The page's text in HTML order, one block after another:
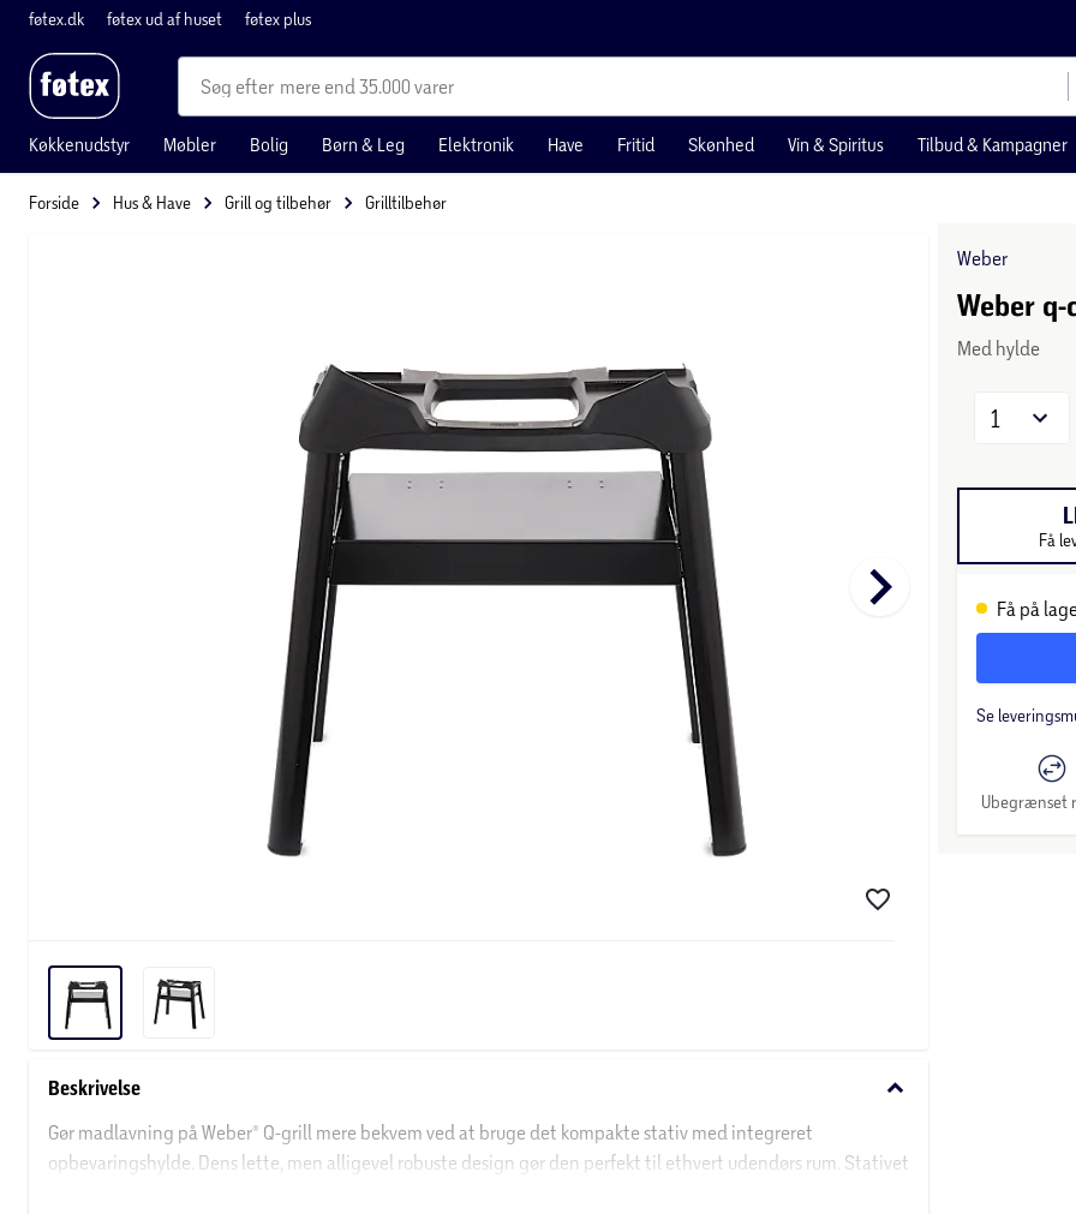
føtex.dk føtex ud af huset føtex plus
mere end 35.000 varer
Køkkenudstyr Møbler Bolig Børn & Leg Elektronik Have Fritid Skønhed Vin & Spiritus Tilbud & Kampagner
Forside Hus & Have Grill og tilbehør Grilltilbehør
keyboard_arrow_right
Beskrivelse keyboard_arrow_down
Gør madlavning på Weber® Q-grill mere bekvem ved at bruge det kompakte stativ med integreret
opbevaringshylde. Dens lette, men alligevel robuste design gør den perfekt til ethvert udendørs rum. Stativet
Weber
Weber
Med hylde
1
Få
Få på
Se
Ubegrænset